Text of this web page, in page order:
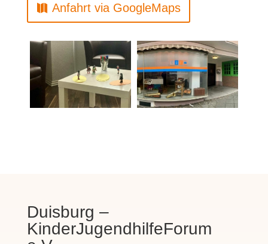
Anfahrt via GoogleMaps
Duisburg –
KinderJugendhilfeForum